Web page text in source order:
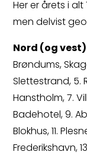
Her er årets i
men delvist
Nord (og
Brøndums,
Slettestrand, 5.
Hanstholm, 7.
Badehotel, 9.
Blokhus, 11.
Frederikshavn,